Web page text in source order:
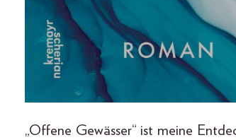
„Offene Gewässer“ ist meine